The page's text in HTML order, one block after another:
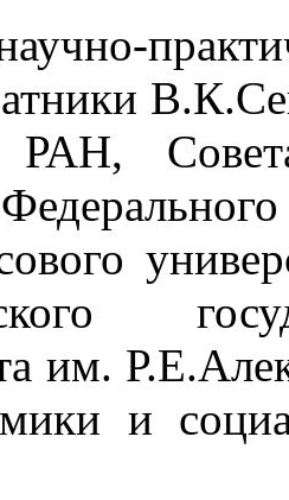
РАН,
им.
и